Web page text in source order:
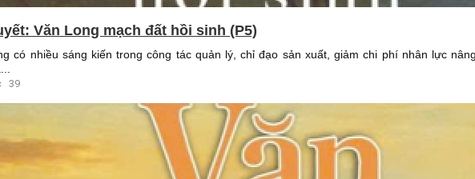
Văn Long mạch đất hồi sinh (P5)
có nhiều sáng kiến trong công tác quản lý, chỉ đạo sản xuất, giảm chi phí nhân lực
39